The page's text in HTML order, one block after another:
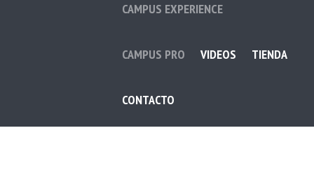
CAMPUS EXPERIENCE
CAMPUS PRO VIDEOS TIENDA
CONTACTO